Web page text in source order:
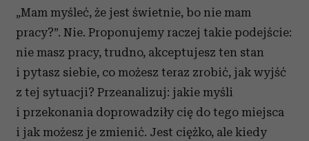
„Mam myśleć, że jest świetnie, bo nie mam
pracy?”. Nie. Proponujemy raczej takie podejście:
nie masz pracy, trudno, akceptujesz ten stan
i pytasz siebie, co możesz teraz zrobić, jak wyjść
z tej sytuacji? Przeanalizuj: jakie myśli
i przekonania doprowadziły cię do tego miejsca
i jak możesz je zmienić. Jest ciężko, ale kiedy